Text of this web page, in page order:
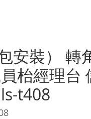
安裝） 轉
枱經理台
t408